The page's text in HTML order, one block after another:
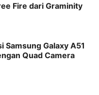
Fire dari Graminity
Samsung Galaxy A51
Quad Camera